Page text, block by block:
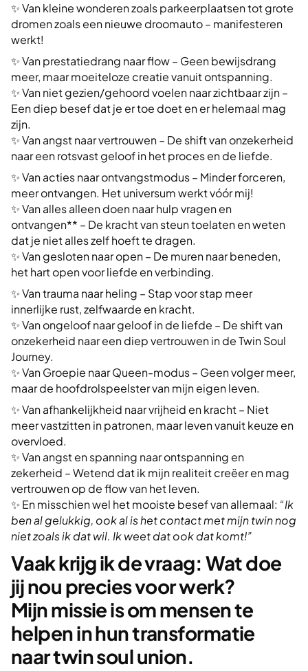
✨ Van kleine wonderen zoals parkeerplaatsen tot grote
dromen zoals een nieuwe droomauto – manifesteren
werkt!
✨ Van prestatiedrang naar flow – Geen bewijsdrang
meer, maar moeiteloze creatie vanuit ontspanning.
✨ Van niet gezien/gehoord voelen naar zichtbaar zijn –
Een diep besef dat je er toe doet en er helemaal mag
zijn.
✨ Van angst naar vertrouwen – De shift van onzekerheid
naar een rotsvast geloof in het proces en de liefde.
✨ Van acties naar ontvangstmodus – Minder forceren,
meer ontvangen. Het universum werkt vóór mij!
✨ Van alles alleen doen naar hulp vragen en
ontvangen** – De kracht van steun toelaten en weten
dat je niet alles zelf hoeft te dragen.
✨ Van gesloten naar open – De muren naar beneden,
het hart open voor liefde en verbinding.
✨ Van trauma naar heling – Stap voor stap meer
innerlijke rust, zelfwaarde en kracht.
✨ Van ongeloof naar geloof in de liefde – De shift van
onzekerheid naar een diep vertrouwen in de Twin Soul
Journey.
✨ Van Groepie naar Queen-modus – Geen volger meer,
maar de hoofdrolspeelster van mijn eigen leven.
✨ Van afhankelijkheid naar vrijheid en kracht – Niet
meer vastzitten in patronen, maar leven vanuit keuze en
overvloed.
✨ Van angst en spanning naar ontspanning en
zekerheid – Wetend dat ik mijn realiteit creëer en mag
vertrouwen op de flow van het leven.
✨ En misschien wel het mooiste besef van allemaal: “Ik
ben al gelukkig, ook al is het contact met mijn twin nog
niet zoals ik dat wil. Ik weet dat ook dat komt!”
Vaak krijg ik de vraag: Wat doe
jij nou precies voor werk?
Mijn missie is om mensen te
helpen in hun transformatie
naar twin soul union.